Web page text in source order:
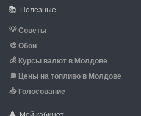
📚 Полезные
💡 Советы
🎨 Обои
💰 Курсы валют в Молдове
⛽ Цены на топливо в Молдове
📥 Голосование